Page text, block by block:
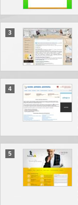
3
4
5